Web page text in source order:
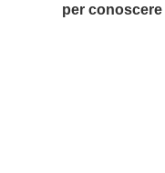
per conoscere